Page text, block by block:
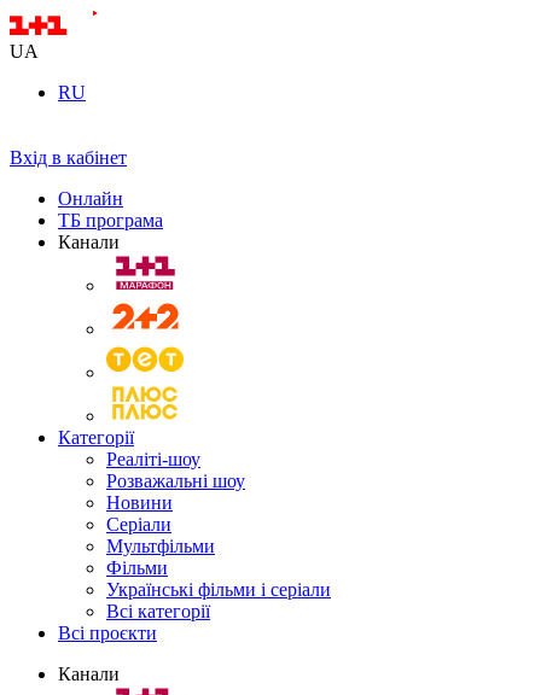
UA
RU
Вхід в кабінет
Онлайн
ТБ програма
Канали
Категорії
Реаліті-шоу
Розважальні шоу
Новини
Серіали
Мультфільми
Фільми
Українські фільми і серіали
Всі категорії
Всі проєкти
Канали